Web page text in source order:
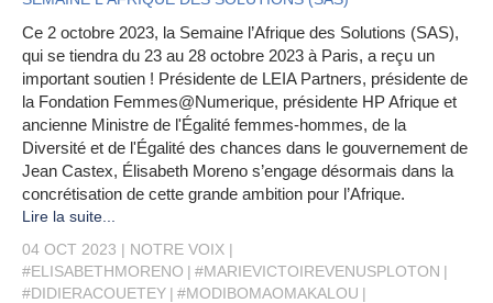
Ce 2 octobre 2023, la Semaine l’Afrique des Solutions (SAS),
qui se tiendra du 23 au 28 octobre 2023 à Paris, a reçu un
important soutien ! Présidente de LEIA Partners, présidente de
la Fondation Femmes@Numerique, présidente HP Afrique et
ancienne Ministre de l'Égalité femmes-hommes, de la
Diversité et de l'Égalité des chances dans le gouvernement de
Jean Castex, Élisabeth Moreno s’engage désormais dans la
concrétisation de cette grande ambition pour l’Afrique.
Lire la suite...
04 OCT 2023
NOTRE VOIX
#ELISABETHMORENO
#MARIEVICTOIREVENUSPLOTON
#DIDIERACOUETEY
#MODIBOMAOMAKALOU